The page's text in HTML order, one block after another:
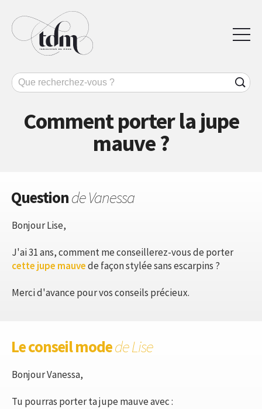
Comment porter la jupe
mauve ?
Questionde Vanessa
Bonjour Lise,
J'ai 31 ans, comment me conseillerez-vous de porter
cette jupe mauvede façon stylée sans escarpins ?
Merci d'avance pour vos conseils précieux.
Le conseil modede Lise
Bonjour Vanessa,
Tu pourras porter ta jupe mauve avec :